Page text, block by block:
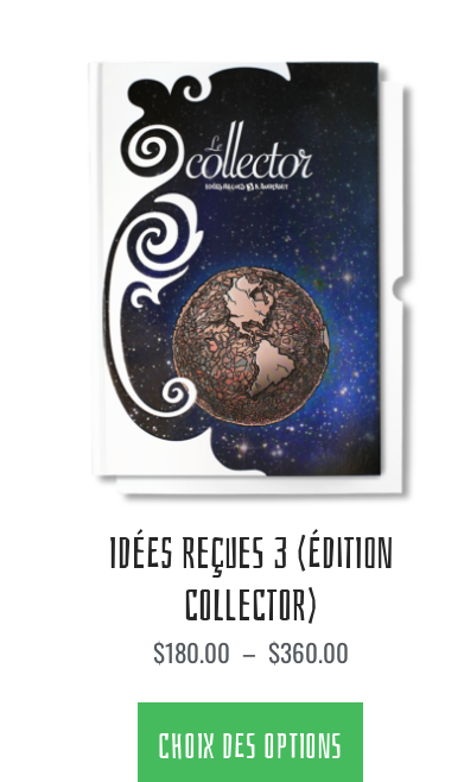
IDÉES REÇUES 3 (ÉDITION
COLLECTOR)
$180.00 – $360.00
CHOIX DES OPTIONS